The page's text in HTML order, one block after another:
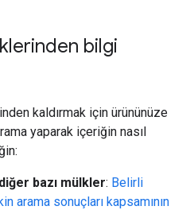
bilgi
kaldırmak için ürününüze
yaparak içeriğin nasıl
bazı mülkler: Belirli
arama sonuçları kapsamının